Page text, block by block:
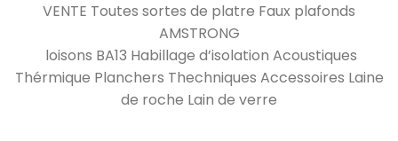
VENTE Toutes sortes de platre Faux plafonds
AMSTRONG
loisons BA13 Habillage d’isolation Acoustiques
Thérmique Planchers Thechniques Accessoires Laine
de roche Lain de verre